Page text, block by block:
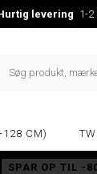
levering 1-2
128 CM)
SPAR OP TIL -